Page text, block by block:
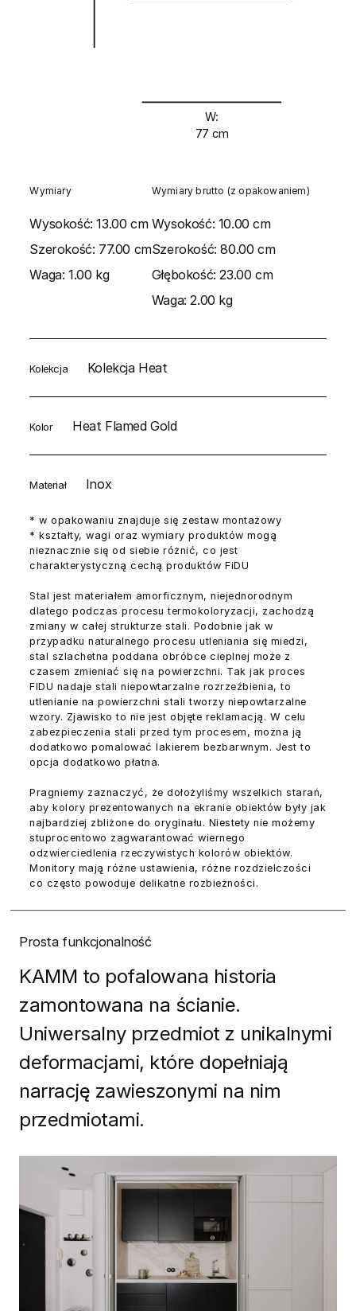
W:
77 cm
Wymiary
Wysokość:13.00 cm
Szerokość: 77.00 cm
Waga:1.00 kg
Wymiary brutto (z opakowaniem)
Wysokość: 10.00 cm
Szerokość:80.00 cm
Głębokość:23.00 cm
Waga:2.00 kg
Kolekcja Kolekcja Heat
Kolor Heat Flamed Gold
Materiał Inox
* w opakowaniu znajduje się zestaw montażowy
* kształty, wagi oraz wymiary produktów mogą
nieznacznie się od siebie różnić, co jest
charakterystyczną cechą produktów FiDU
Stal jest materiałem amorficznym, niejednorodnym
dlatego podczas procesu termokoloryzacji, zachodzą
zmiany w całej strukturze stali. Podobnie jak w
przypadku naturalnego procesu utleniania się miedzi,
stal szlachetna poddana obróbce cieplnej może z
czasem zmieniać się na powierzchni. Tak jak proces
FIDU nadaje stali niepowtarzalne rozrzeźbienia, to
utlenianie na powierzchni stali tworzy niepowtarzalne
wzory. Zjawisko to nie jest objęte reklamacją. W celu
zabezpieczenia stali przed tym procesem, można ją
dodatkowo pomalować lakierem bezbarwnym. Jest to
opcja dodatkowo płatna.
Pragniemy zaznaczyć, że dołożyliśmy wszelkich starań,
aby kolory prezentowanych na ekranie obiektów były jak
najbardziej zbliżone do oryginału. Niestety nie możemy
stuprocentowo zagwarantować wiernego
odzwierciedlenia rzeczywistych kolorów obiektów.
Monitory mają różne ustawienia, różne rozdzielczości
co często powoduje delikatne rozbieżności.
Prosta funkcjonalność
KAMM to pofalowana historia
zamontowana na ścianie.
Uniwersalny przedmiot z unikalnymi
deformacjami, które dopełniają
narrację zawieszonymi na nim
przedmiotami.